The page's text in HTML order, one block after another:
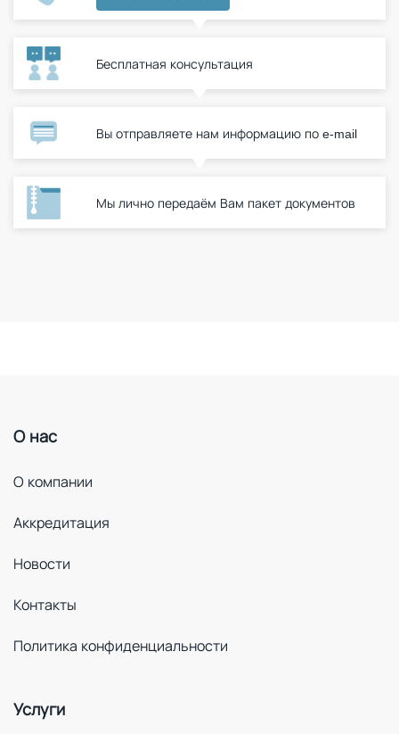
Бесплатная консультация
Вы отправляете нам информацию по e-mail
Мы лично передаём Вам пакет документов
О нас
О компании
Аккредитация
Новости
Контакты
Политика конфиденциальности
Услуги